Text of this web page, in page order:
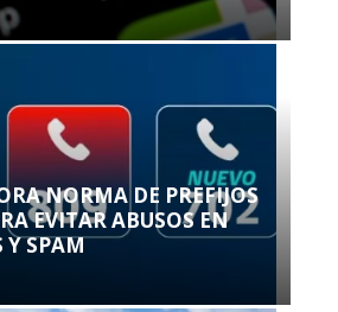
NORMA DE PREFIJOS
EVITAR ABUSOS EN
Y SPAM